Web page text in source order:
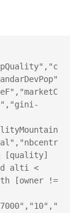
[quality]
alti <
[owner !=